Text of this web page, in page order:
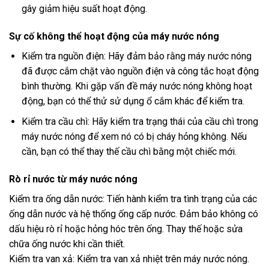
gây giảm hiệu suất hoạt động.
Sự cố không thể hoạt động của máy nước nóng
Kiểm tra nguồn điện: Hãy đảm bảo rằng máy nước nóng
đã được cắm chặt vào nguồn điện và công tắc hoạt động
bình thường. Khi gặp vấn đề máy nước nóng không hoạt
động, bạn có thể thử sử dụng ổ cắm khác để kiểm tra.
Kiểm tra cầu chì: Hãy kiểm tra trạng thái của cầu chì trong
máy nước nóng để xem nó có bị cháy hỏng không. Nếu
cần, bạn có thể thay thế cầu chì bằng một chiếc mới.
Rò rỉ nước từ máy nước nóng
Kiểm tra ống dẫn nước: Tiến hành kiểm tra tình trạng của các
ống dẫn nước và hệ thống ống cấp nước. Đảm bảo không có
dấu hiệu rò rỉ hoặc hỏng hóc trên ống. Thay thế hoặc sửa
chữa ống nước khi cần thiết.
Kiểm tra van xả: Kiểm tra van xả nhiệt trên máy nước nóng.